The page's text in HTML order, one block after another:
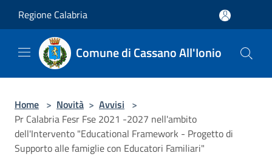
Regione Calabria
Comune di Cassano All'Ionio
Home > Novità > Avvisi >
Pr Calabria Fesr Fse 2021 -2027 nell'ambito
dell'Intervento "Educational Framework - Progetto di
Supporto alle famiglie con Educatori Familiari"